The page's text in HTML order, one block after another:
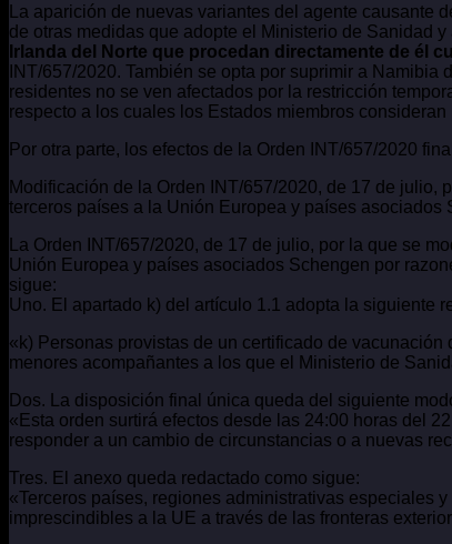
La aparición de nuevas variantes del agente
de otras medidas que adopte el Ministerio de Sanidad y
Irlanda del Norte que procedan directamente de él
INT/657/2020. También se opta por suprimir a
residentes no se ven afectados por la restricción
respecto a los cuales los Estados miembros
Por otra parte, los efectos de la Orden INT/657/2020
Modificación de la Orden INT/657/2020, de 17 de
terceros países a la Unión Europea y países
La Orden INT/657/2020, de 17 de julio, por la que se
Unión Europea y países asociados Schengen por
sigue:
Uno. El apartado k) del artículo 1.1 adopta la siguiente
«k) Personas provistas de un certificado de
menores acompañantes a los que el Ministerio de
Dos. La disposición final única queda del siguiente
«Esta orden surtirá efectos desde las 24:00 horas del
responder a un cambio de circunstancias o a nuevas
Tres. El anexo queda redactado como sigue:
«Terceros países, regiones administrativas especiales
imprescindibles a la UE a través de las fronteras